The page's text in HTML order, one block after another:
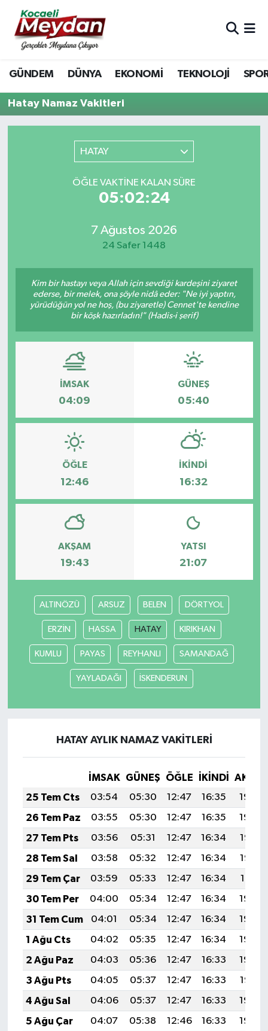
GÜNDEM DÜNYA EKONOMİ TEKNOLOJİ
Hatay Namaz Vakitleri
HATAY
ÖĞLE VAKTINE KALAN SÜRE
05:02:24
7 Ağustos 2026
24 Safer 1448
Kim bir hastayı veya Allah için sevdiği kardeşini ziyaret
ederse, bir melek, ona şöyle nidâ eder: "Ne iyi yaptın,
yürüdüğün yol ne hoş, (bu ziyaretle) Cennet'te kendine
bir köşk hazırladın!" (Hadis-i şerif)
İMSAK
04:09
GÜNEŞ
05:40
ÖĞLE
12:46
İKINDI
16:32
AKŞAM
19:43
YATSI
21:07
ALTINÖZÜ ARSUZ BELEN DÖRTYOL
ERZİN HASSA HATAY KIRIKHAN
KUMLU PAYAS REYHANLI SAMANDAĞ
YAYLADAĞI İSKENDERUN
HATAY AYLIK NAMAZ VAKITLERI
İMSAK GÜNEŞ ÖĞLE İKINDI
25 Tem Cts
03:54 05:30 12:47 16:35
19:54
26 Tem Paz
03:55 05:30 12:47 16:35
19:54
27 Tem Pts
03:56 05:31 12:47 16:34
19:53
28 Tem Sal
03:58 05:32 12:47 16:34
19:52
29 Tem Çar
03:59 05:33 12:47 16:34
19:51
30 Tem Per
04:00 05:34 12:47 16:34
19:50
31 Tem Cum
04:01 05:34 12:47 16:34
19:49
1 Ağu Cts
04:02 05:35 12:47 16:34
19:49
2 Ağu Paz
04:03 05:36 12:47 16:33
19:48
3 Ağu Pts
04:05 05:37 12:47 16:33
19:47
4 Ağu Sal
04:06 05:37 12:47 16:33
19:46
5 Ağu Çar
04:07 05:38 12:46 16:33
19:45
Nöbetçi Eczaneler
Hava Durumu
Trafik Durumu
Son Dakika Haberleri